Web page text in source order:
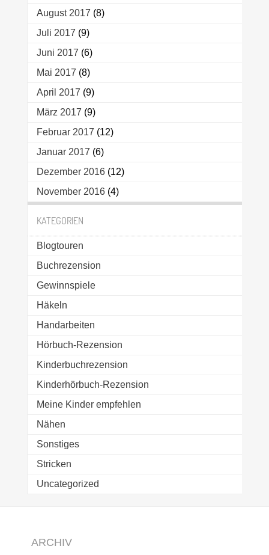
August 2017 (8)
Juli 2017 (9)
Juni 2017 (6)
Mai 2017 (8)
April 2017 (9)
März 2017 (9)
Februar 2017 (12)
Januar 2017 (6)
Dezember 2016(12)
November 2016(4)
KATEGORIEN
Blogtouren
Buchrezension
Gewinnspiele
Häkeln
Handarbeiten
Hörbuch-Rezension
Kinderbuchrezension
Kinderhörbuch-Rezension
Meine Kinder empfehlen
Nähen
Sonstiges
Stricken
Uncategorized
ARCHIV